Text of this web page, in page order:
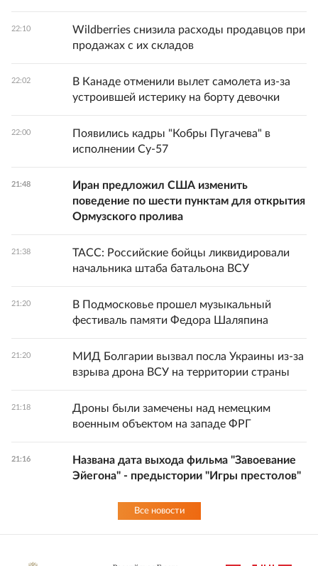
22:10
Wildberries снизила расходы продавцов при
продажах с их складов
22:02
В Канаде отменили вылет самолета из-за
устроившей истерику на борту девочки
22:00
Появились кадры "Кобры Пугачева" в
исполнении Су-57
21:48
Иран предложил США изменить
поведение по шести пунктам для открытия
Ормузского пролива
21:38
ТАСС: Российские бойцы ликвидировали
начальника штаба батальона ВСУ
21:20
В Подмосковье прошел музыкальный
фестиваль памяти Федора Шаляпина
21:20
МИД Болгарии вызвал посла Украины из-за
взрыва дрона ВСУ на территории страны
21:18
Дроны были замечены над немецким
военным объектом на западе ФРГ
21:16
Названа дата выхода фильма "Завоевание
Эйегона" - предыстории "Игры престолов"
Все новости